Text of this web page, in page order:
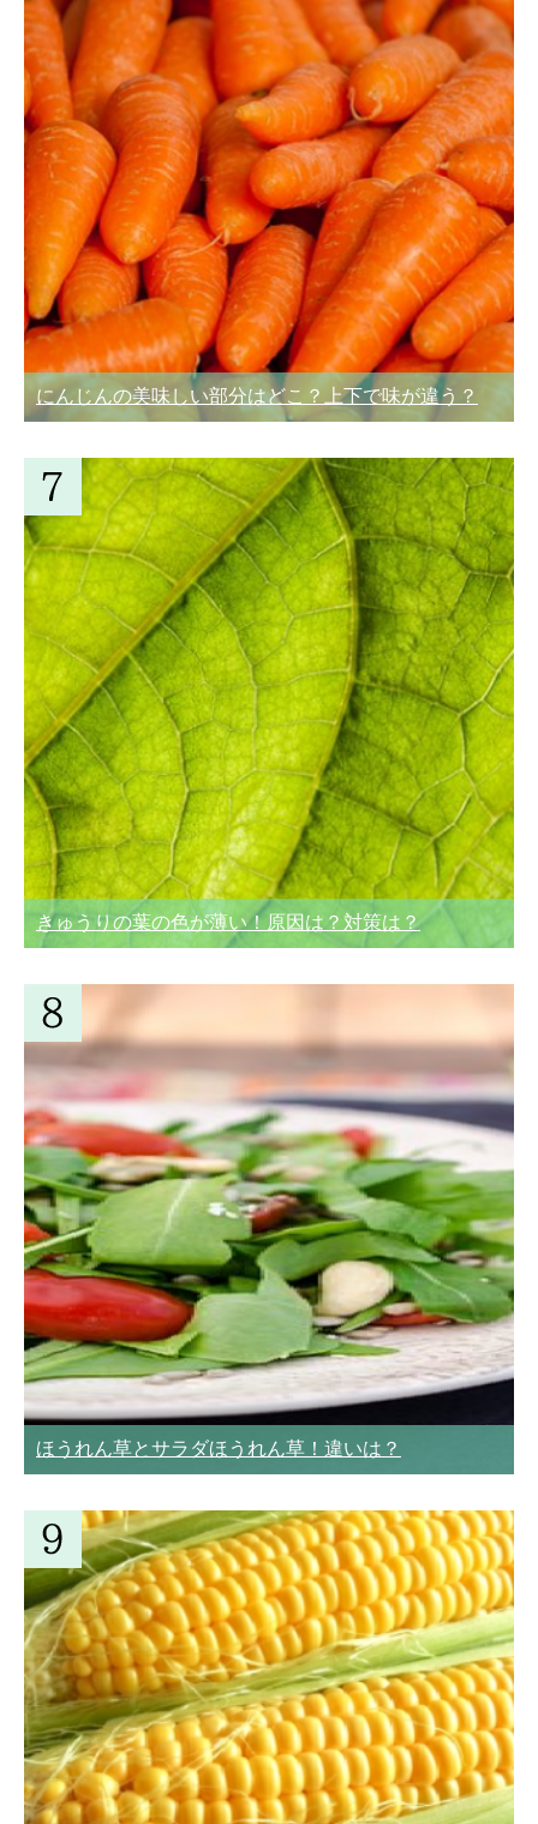
にんじんの美味しい部分はどこ？上下で味が違う？
きゅうりの葉の色が薄い！原因は？対策は？
ほうれん草とサラダほうれん草！違いは？